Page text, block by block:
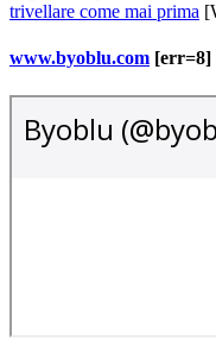
trivellare come mai prima
www.byoblu.com [err=8]